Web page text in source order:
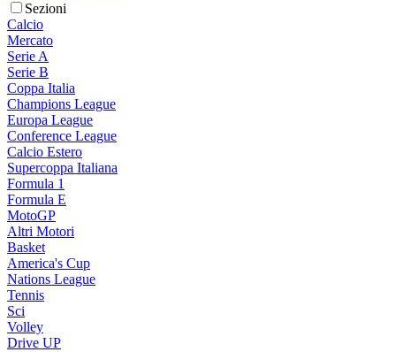
Sezioni
Calcio
Mercato
Serie A
Serie B
Coppa Italia
Champions League
Europa League
Conference League
Calcio Estero
Supercoppa Italiana
Formula 1
Formula E
MotoGP
Altri Motori
Basket
America's Cup
Nations League
Tennis
Sci
Volley
Drive UP